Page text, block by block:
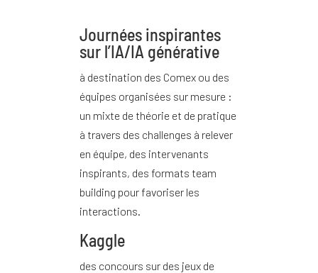
Journées inspirantes
sur l’IA/IA générative
à destination des Comex ou des
équipes organisées sur mesure :
un mixte de théorie et de pratique
à travers des challenges à relever
en équipe, des intervenants
inspirants, des formats team
building pour favoriser les
interactions.
Kaggle
des concours sur des jeux de